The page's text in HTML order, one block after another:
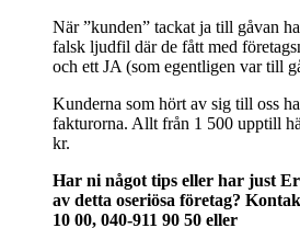
När ”kunden” tackat ja till gåvan
falsk ljudfil där de fått med
och ett JA (som egentligen var till
Kunderna som hört av sig till oss
fakturorna. Allt från 1 500 upptill
kr.
Har ni något tips eller har just
av detta oseriösa företag?
10 00, 040-911 90 50 eller